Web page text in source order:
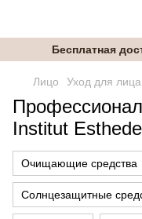
Бесплатная
Лицо Уход для лица
Institut
Очищающие средства
Солнцезащитные